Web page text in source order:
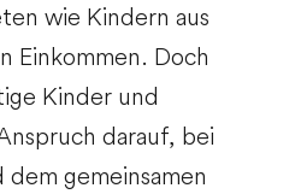
wie Kindern aus
Einkommen. Doch
Kinder und
darauf, bei
dem gemeinsamen